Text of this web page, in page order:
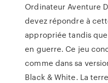
Ordinateur Aventure
devez répondre à
appropriée tandis
en guerre. Ce jeu
comme dans sa
Black & White. La